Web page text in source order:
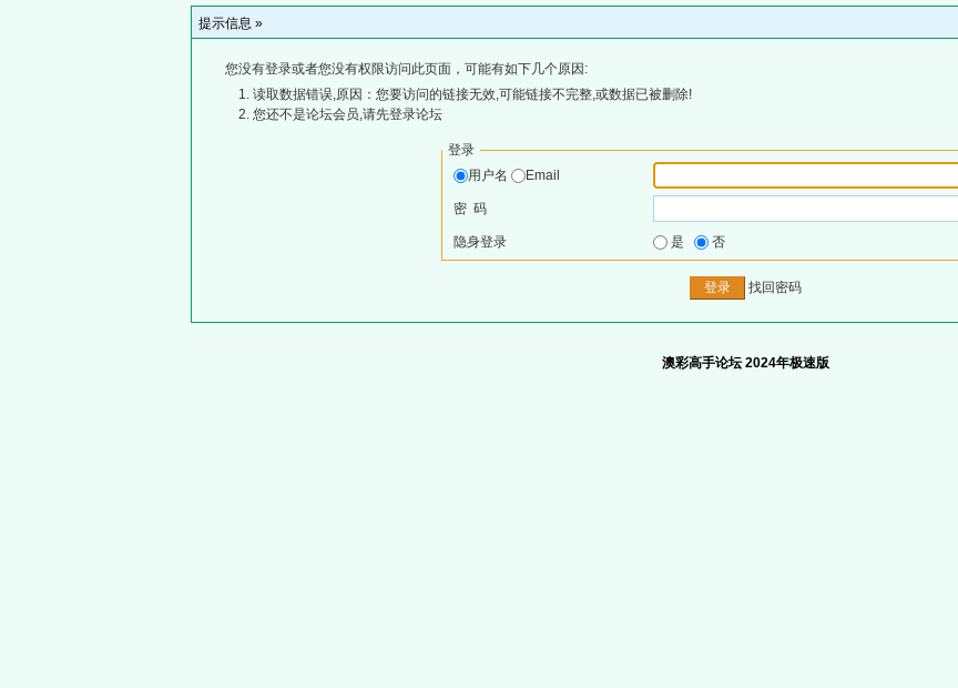
提示信息 »
您没有登录或者您没有权限访问此页面，可能有如下几个原因:
读取数据错误,原因：您要访问的链接无效,可能链接不完整,或数据已被删除!
您还不是论坛会员,请先登录论坛
登录
用户名
Email
密 码
隐身登录 是 否
找回密码
澳彩高手论坛 2024年极速版